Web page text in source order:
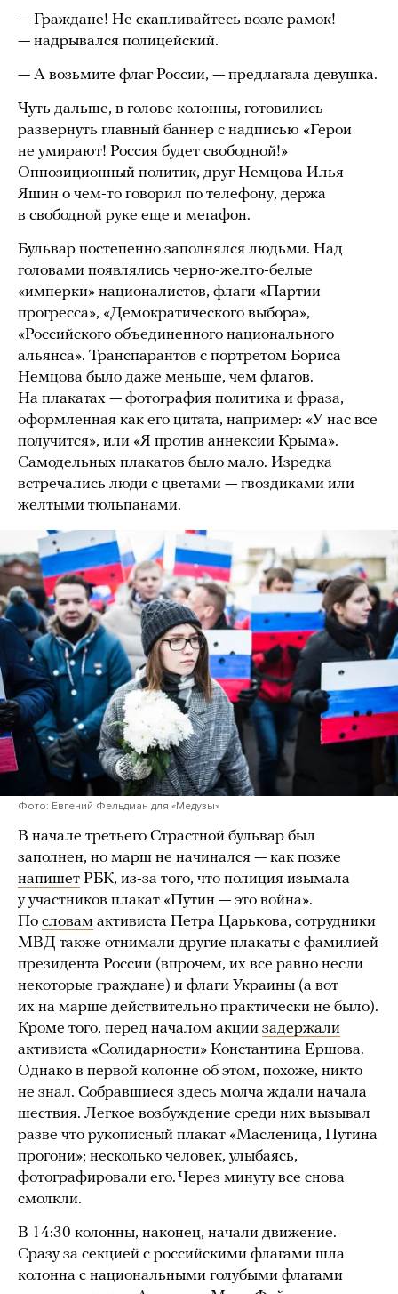
— Граждане! Не скапливайтесь возле рамок!
— надрывался полицейский.
— А возьмите флаг России, — предлагала девушка.
Чуть дальше, в голове колонны, готовились
развернуть главный баннер с надписью «Герои
не умирают! Россия будет свободной!»
Оппозиционный политик, друг Немцова Илья
Яшин о чем-то говорил по телефону, держа
в свободной руке еще и мегафон.
Бульвар постепенно заполнялся людьми. Над
головами появлялись черно-желто-белые
«имперки» националистов, флаги «Партии
прогресса», «Демократического выбора»,
«Российского объединенного национального
альянса». Транспарантов с портретом Бориса
Немцова было даже меньше, чем флагов.
На плакатах — фотография политика и фраза,
оформленная как его цитата, например: «У нас все
получится», или «Я против аннексии Крыма».
Самодельных плакатов было мало. Изредка
встречались люди с цветами — гвоздиками или
желтыми тюльпанами.
Фото: Евгений Фельдман для «Медузы»
В начале третьего Страстной бульвар был
заполнен, но марш не начинался — как позже
напишет РБК, из-за того, что полиция изымала
у участников плакат «Путин — это война».
По словам активиста Петра Царькова, сотрудники
МВД также отнимали другие плакаты с фамилией
президента России (впрочем, их все равно несли
некоторые граждане) и флаги Украины (а вот
их на марше действительно практически не было).
Кроме того, перед началом акции задержали
активиста «Солидарности» Константина Ершова.
Однако в первой колонне об этом, похоже, никто
не знал. Собравшиеся здесь молча ждали начала
шествия. Легкое возбуждение среди них вызывал
разве что рукописный плакат «Масленица, Путина
прогони»; несколько человек, улыбаясь,
фотографировали его. Через минуту все снова
смолкли.
В 14:30 колонны, наконец, начали движение.
Сразу за секцией с российскими флагами шла
колонна с национальными голубыми флагами